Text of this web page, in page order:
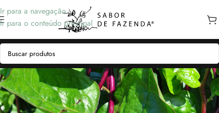
Ir para a navegação
Ir para o conteúdo principal